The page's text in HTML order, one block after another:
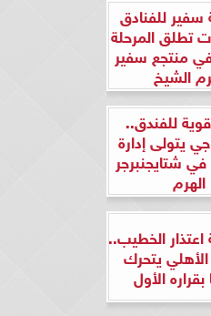
للفنادق
تطلق المرحلة
منتجع سفير
الشيخ
للفندق..
يتولى إدارة
شتايجنبرجر
الهرم
الخطيب..
يتحرك
الأول